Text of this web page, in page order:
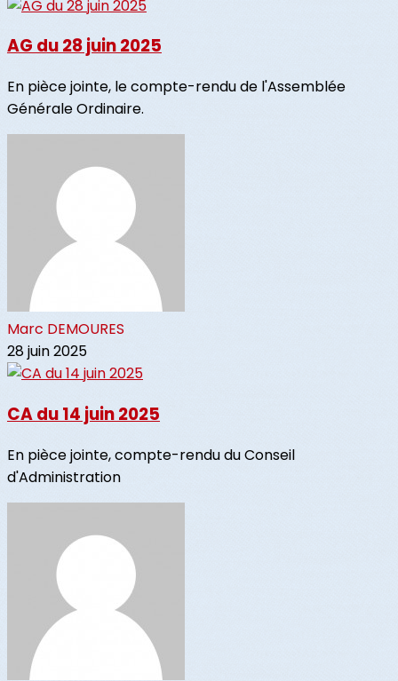
AG du 28 juin 2025
En pièce jointe, le compte-rendu de l'Assemblée
Générale Ordinaire.
Marc DEMOURES
28 juin 2025
CA du 14 juin 2025
En pièce jointe, compte-rendu du Conseil
d'Administration